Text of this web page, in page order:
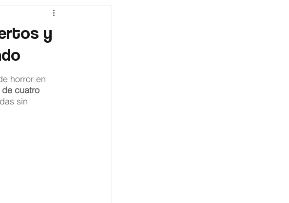
Buenas noticias
y
horror en
cuatro
sin